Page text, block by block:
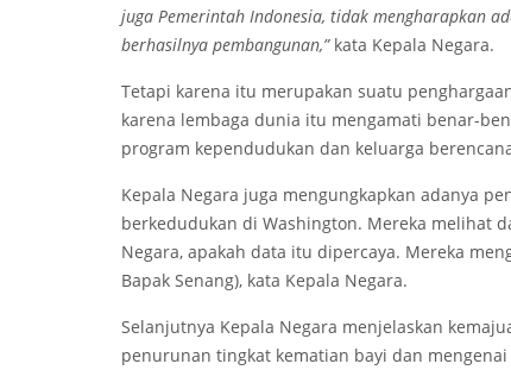
juga Pemerintah Indonesia, tidak mengharapkan
berhasilnya pembangunan,”kata Kepala Negara.
Tetapi karena itu merupakan suatu
karena lembaga dunia itu mengamati benar-
program kependudukan dan keluarga
Kepala Negara juga mengungkapkan adanya
berkedudukan di Washington. Mereka melihat
Negara, apakah data itu dipercaya. Mereka
Bapak Senang), kata Kepala Negara.
Selanjutnya Kepala Negara menjelaskan
penurunan tingkat kematian bayi dan